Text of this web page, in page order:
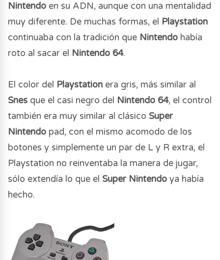
Nintendo en su ADN, aunque con una mentalidad
muy diferente. De muchas formas, el Playstation
continuaba con la tradición que Nintendo había
roto al sacar el Nintendo 64.
El color del Playstation era gris, más similar al
Snes que el casi negro del Nintendo 64, el control
también era muy similar al clásico Super
Nintendo pad, con el mismo acomodo de los
botones y simplemente un par de L y R extra, el
Playstation no reinventaba la manera de jugar,
sólo extendía lo que el Super Nintendo ya había
hecho.